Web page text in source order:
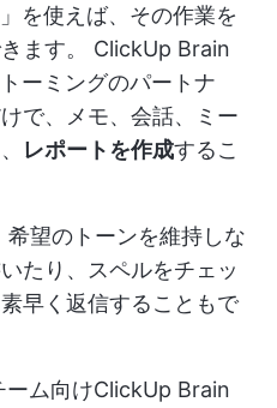
を使えば、その作業を
ます。 ClickUp Brain
ーミングのパートナ
で、メモ、会話、ミー
レポートを作成するこ
望のトーンを維持しな
たり、スペルをチェッ
早く返信することもで
ーム向けClickUp Brain